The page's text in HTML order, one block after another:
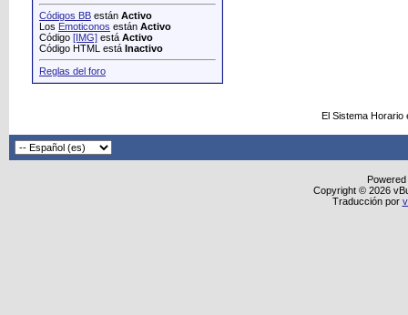
Códigos BB están Activo
Los Emoticonos están Activo
Código [IMG] está Activo
Código HTML está Inactivo
Reglas del foro
El Sistema
Copyright © 2026
Traducción por